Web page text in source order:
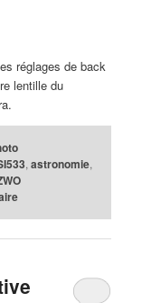
réglages de back
lentille du
,astronomie,